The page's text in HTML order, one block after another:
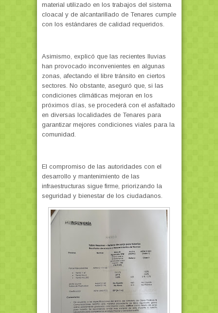
material utilizado en los trabajos del sistema
cloacal y de alcantarillado de Tenares cumple
con los estándares de calidad requeridos.
Asimismo, explicó que las recientes lluvias
han provocado inconvenientes en algunas
zonas, afectando el libre tránsito en ciertos
sectores. No obstante, aseguró que, si las
condiciones climáticas mejoran en los
próximos días, se procederá con el asfaltado
en diversas localidades de Tenares para
garantizar mejores condiciones viales para la
comunidad.
El compromiso de las autoridades con el
desarrollo y mantenimiento de las
infraestructuras sigue firme, priorizando la
seguridad y bienestar de los ciudadanos.